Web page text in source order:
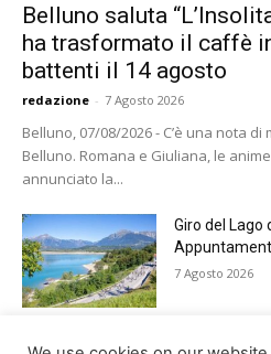
Belluno saluta
ha trasformato il caffè
battenti il 14 agosto
redazione - 7 Agosto 2026
Belluno, 07/08/2026 - C’è una nota
Belluno. Romana e Giuliana, le
annunciato la...
Giro del Lago
7 Agosto 2026
Belluno